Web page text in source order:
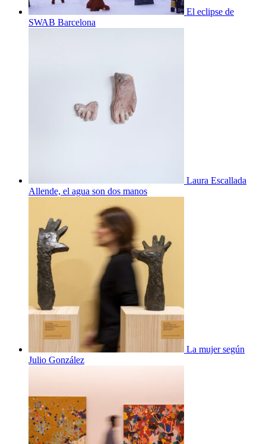
El eclipse de
SWAB Barcelona
Laura Escallada
Allende, el agua son dos manos
La mujer según
Julio González